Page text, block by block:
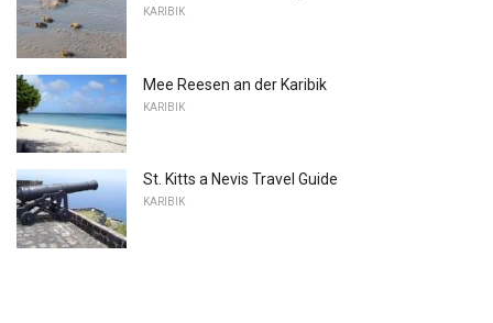
KARIBIK
Mee Reesen an der Karibik
KARIBIK
St. Kitts a Nevis Travel Guide
KARIBIK